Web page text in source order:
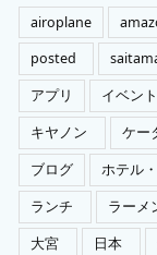
ー
airoplane
posted
アプリ
イベン
キヤノン
ケー
ブログ
ホテル
ランチ
ラーメ
大宮
日本